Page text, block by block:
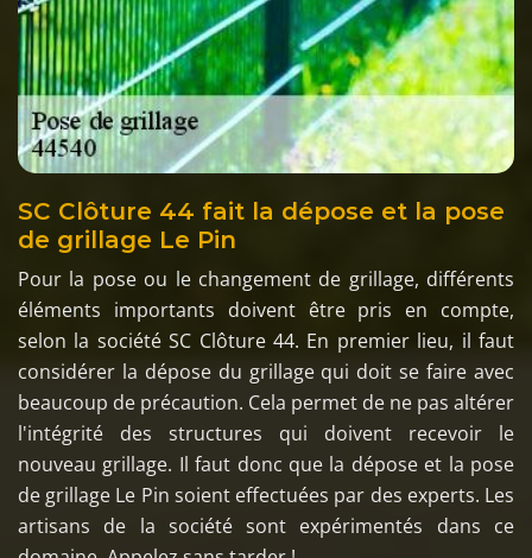
SC Clôture 44 fait la dépose et la pose
de grillage Le Pin
Pour la pose ou le changement de grillage, différents
éléments importants doivent être pris en compte,
selon la société SC Clôture 44. En premier lieu, il faut
considérer la dépose du grillage qui doit se faire avec
beaucoup de précaution. Cela permet de ne pas altérer
l'intégrité des structures qui doivent recevoir le
nouveau grillage. Il faut donc que la dépose et la pose
de grillage Le Pin soient effectuées par des experts. Les
artisans de la société sont expérimentés dans ce